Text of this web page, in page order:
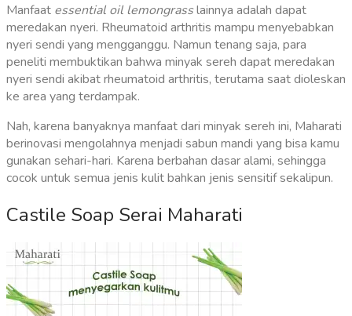
Manfaat essential oil lemongrasslainnya adalah dapat
meredakan nyeri. Rheumatoid arthritis mampu menyebabkan
nyeri sendi yang mengganggu. Namun tenang saja, para
peneliti membuktikan bahwa minyak sereh dapat meredakan
nyeri sendi akibat rheumatoid arthritis, terutama saat dioleskan
ke area yang terdampak.
Nah, karena banyaknya manfaat dari minyak sereh ini, Maharati
berinovasi mengolahnya menjadi sabun mandi yang bisa kamu
gunakan sehari-hari. Karena berbahan dasar alami, sehingga
cocok untuk semua jenis kulit bahkan jenis sensitif sekalipun.
Castile Soap Serai Maharati